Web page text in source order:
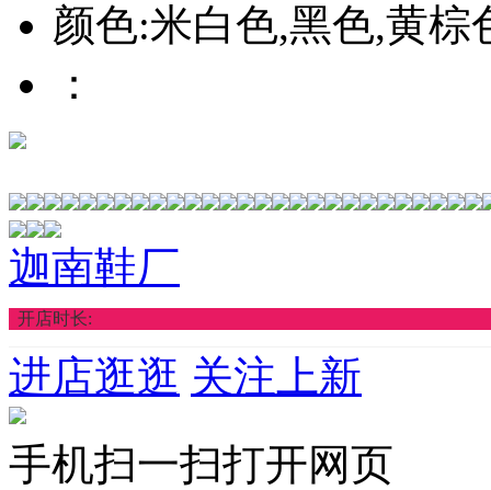
颜色:米白色,黑色,黄棕
：
迦南鞋厂
开店时长:
进店逛逛 关注上新
手机扫一扫打开网页